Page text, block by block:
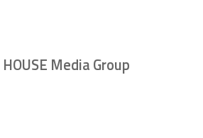
HOUSE Media Group